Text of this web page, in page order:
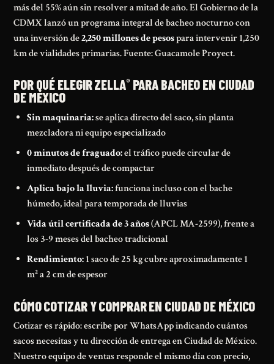
más del 55% aún sin resolver a mitad de año. El Gobierno de la
CDMX lanzó un programa integral de bacheo nocturno con
una inversión de2,250 millones de pesospara intervenir 1,250
km de vialidades primarias.Fuente: Guacamole Proyect.
POR QUÉ ELEGIR ZELLA® PARA BACHEO EN CIUDAD
DE MÉXICO
Sin maquinaria:se aplica directo del saco, sin planta
mezcladora ni equipo especializado
0 minutos de fraguado:el tráfico puede circular de
inmediato después de compactar
Aplica bajo la lluvia:funciona incluso con el bache
húmedo, ideal para temporada de lluvias
Vida útil certificada de 3 años(APCL MA-2599), frente a
los 3-9 meses del bacheo tradicional
Rendimiento:1 saco de 25 kg cubre aproximadamente 1
m² a 2 cm de espesor
CÓMO COTIZAR Y COMPRAR EN CIUDAD DE MÉXICO
Cotizar es rápido: escribe por WhatsApp indicando cuántos
sacos necesitas y tu dirección de entrega en Ciudad de México.
Nuestro equipo de ventas responde el mismo día con precio,